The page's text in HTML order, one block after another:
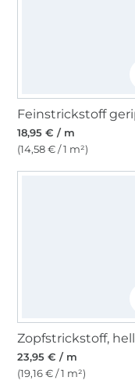
18,95 € / m
(14,58 € / 1 m²)
23,95 € / m
(19,16 € / 1 m²)